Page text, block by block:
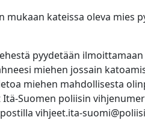
mukaan kateissa oleva mies
pyydetään
miehen jossain
miehen mahdollisesta
Suomen poliisin
vihjeet.ita-